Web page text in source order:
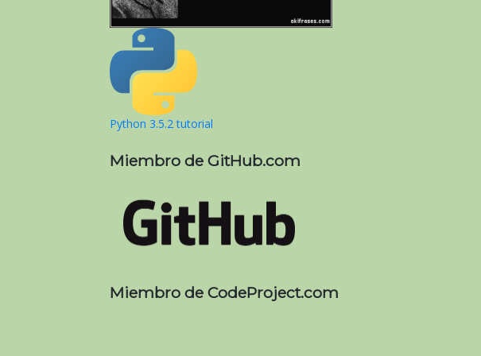
Python 3.5.2 tutorial
Miembro de GitHub.com
Miembro de CodeProject.com